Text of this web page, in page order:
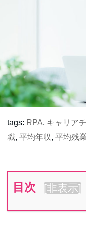
tags: RPA, キャリア
職, 平均年収, 平均残
目次 [非表示]